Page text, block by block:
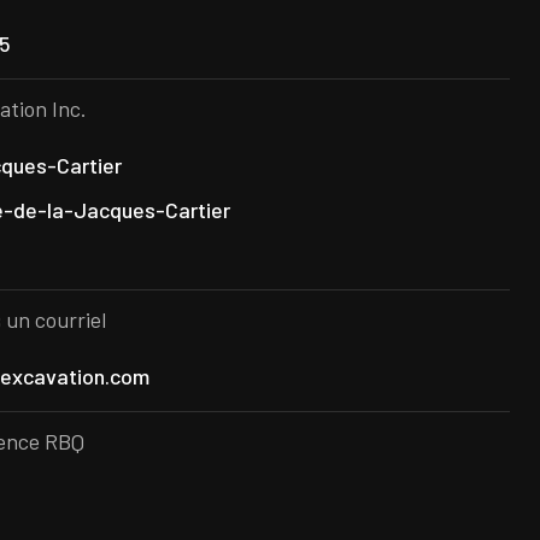
Inc.
Cartier
de-la-Jacques-Cartier
un courriel
RBQ